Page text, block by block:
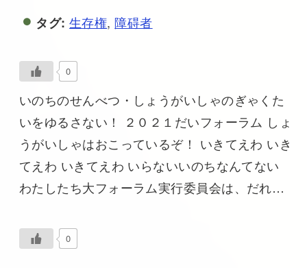
タグ: 生存権,障碍者
0
いのちのせんべつ・しょうがいしゃのぎゃくた
いをゆるさない！ ２０２１だいフォーラム しょ
うがいしゃはおこっているぞ！ いきてえわ いき
てえわ いきてえわ いらないいのちなんてない
わたしたち大フォーラム実行委員会は、だれ…
0